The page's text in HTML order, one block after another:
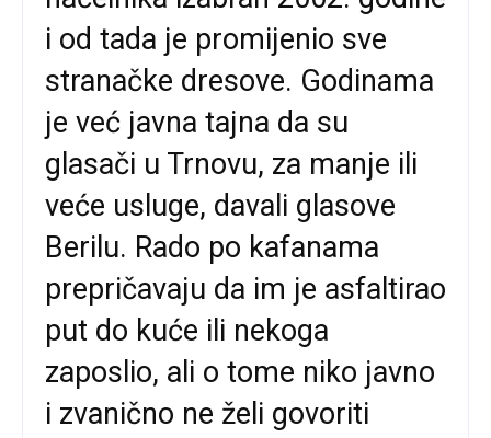
i od tada je promijenio sve
stranačke dresove. Godinama
je već javna tajna da su
glasači u Trnovu, za manje ili
veće usluge, davali glasove
Berilu. Rado po kafanama
prepričavaju da im je asfaltirao
put do kuće ili nekoga
zaposlio, ali o tome niko javno
i zvanično ne želi govoriti